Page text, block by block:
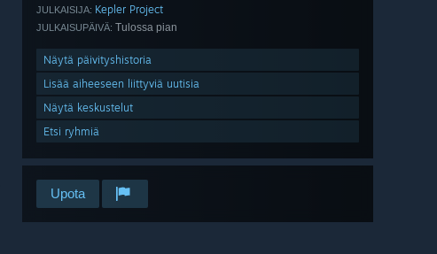
JULKAISIJA: Kepler Project
JULKAISUPÄIVÄ: Tulossa pian
Näytä päivityshistoria
Lisää aiheeseen liittyviä uutisia
Näytä keskustelut
Etsi ryhmiä
Upota